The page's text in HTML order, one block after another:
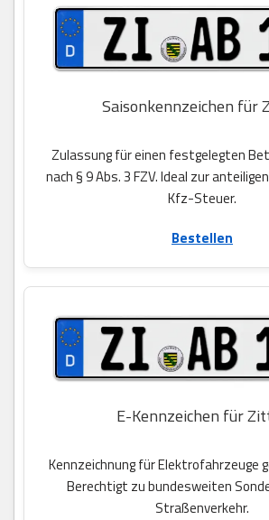
Saisonkennzeichen für
Zulassung für einen festgelegten
nach § 9 Abs. 3 FZV. Ideal zur
Kfz-Steuer.
Bestellen
E-Kennzeichen für
Kennzeichnung für Elektrofahrzeuge
Berechtigt zu bundesweiten
Straßenverkehr.